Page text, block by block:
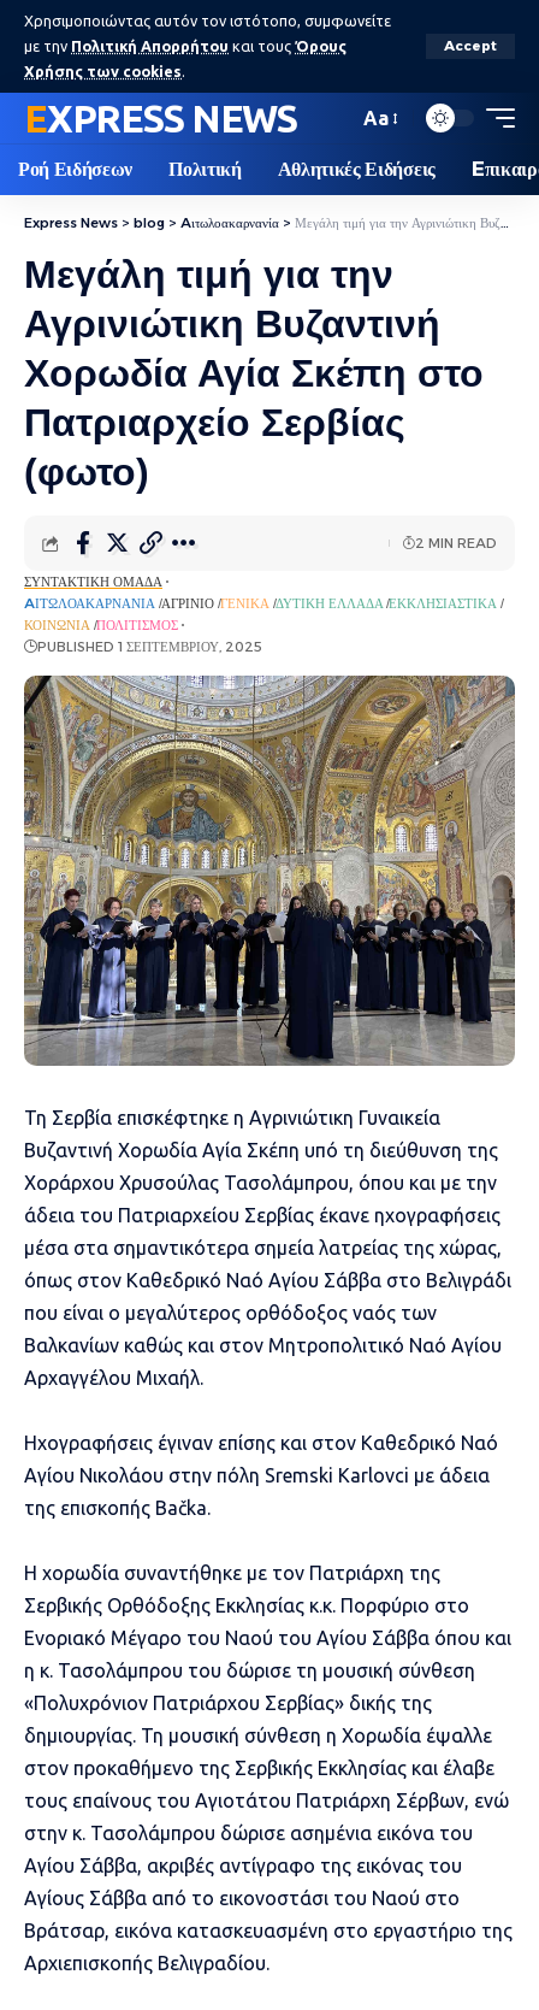
Χρησιμοποιώντας αυτόν τον ιστότοπο, συμφωνείτε
με την Πολιτική Απορρήτου και τους Όρους
Χρήσης των cookies.
Accept
EXPRESS NEWS Aa
Ροή Ειδήσεων Πολιτική Αθλητικές Ειδήσεις
Express News > blog > Aιτωλοακαρνανία > Μεγάλη τιμή για την Αγρινιώτικη Βυζαντινή Χορωδία Αγία Σκέπη στο Πατριαρχείο Σερβίας (φωτο)
Μεγάλη τιμή για την
Αγρινιώτικη Βυζαντινή
Χορωδία Αγία Σκέπη στο
Πατριαρχείο Σερβίας
(φωτο)
ΣΥΝΤΑΚΤΙΚΉ ΟΜΆΔΑ
AΙΤΩΛΟΑΚΑΡΝΑΝΊΑ ΑΓΡΊΝΙΟ ΓΕΝΙΚΆ ΔΥΤΙΚΉ ΕΛΛΆΔΑ ΕΚΚΛΗΣΙΑΣΤΙΚΆ
ΚΟΙΝΩΝΊΑ ΠΟΛΙΤΙΣΜΌΣ
PUBLISHED 1 ΣΕΠΤΕΜΒΡΊΟΥ, 2025
2 MIN READ
Τη Σερβία επισκέφτηκε η Αγρινιώτικη Γυναικεία
Βυζαντινή Χορωδία Αγία Σκέπη υπό τη διεύθυνση της
Χοράρχου Χρυσούλας Τασολάμπρου, όπου και με την
άδεια του Πατριαρχείου Σερβίας έκανε ηχογραφήσεις
μέσα στα σημαντικότερα σημεία λατρείας της χώρας,
όπως στον Καθεδρικό Ναό Αγίου Σάββα στο Βελιγράδι
που είναι ο μεγαλύτερος ορθόδοξος ναός των
Βαλκανίων καθώς και στον Μητροπολιτικό Ναό Αγίου
Αρχαγγέλου Μιχαήλ.
Ηχογραφήσεις έγιναν επίσης και στον Καθεδρικό Ναό
Αγίου Νικολάου στην πόλη Sremski Karlovci με άδεια
της επισκοπής Bačka.
Η χορωδία συναντήθηκε με τον Πατριάρχη της
Σερβικής Ορθόδοξης Εκκλησίας κ.κ. Πορφύριο στο
Ενοριακό Μέγαρο του Ναού του Αγίου Σάββα όπου και
η κ. Τασολάμπρου του δώρισε τη μουσική σύνθεση
«Πολυχρόνιον Πατριάρχου Σερβίας» δικής της
δημιουργίας. Τη μουσική σύνθεση η Χορωδία έψαλλε
στον προκαθήμενο της Σερβικής Εκκλησίας και έλαβε
τους επαίνους του Αγιοτάτου Πατριάρχη Σέρβων, ενώ
στην κ. Τασολάμπρου δώρισε ασημένια εικόνα του
Αγίου Σάββα, ακριβές αντίγραφο της εικόνας του
Αγίους Σάββα από το εικονοστάσι του Ναού στο
Βράτσαρ, εικόνα κατασκευασμένη στο εργαστήριο της
Αρχιεπισκοπής Βελιγραδίου.